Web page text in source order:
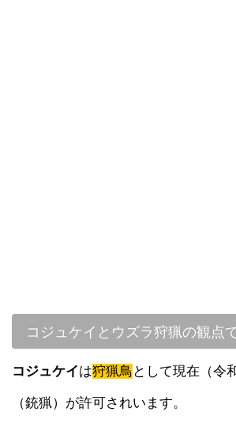
コジュケイとウズラ狩猟の観点
コジュケイは狩猟鳥 として現在（令
（銃猟）が許可されいます。